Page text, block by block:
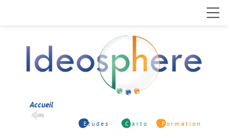
Ca r t o Fo r m a t i o n
Et u d e s
Accueil